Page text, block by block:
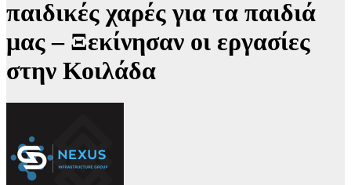
παιδικές χαρές για τα παιδιά
μας – Ξεκίνησαν οι εργασίες
στην Κοιλάδα